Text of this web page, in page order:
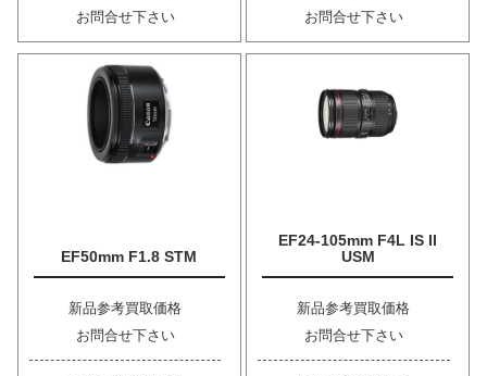
お問合せ下さい
お問合せ下さい
EF50mm F1.8 STM
新品参考買取価格
お問合せ下さい
EF24-105mm F4L IS II
USM
新品参考買取価格
お問合せ下さい